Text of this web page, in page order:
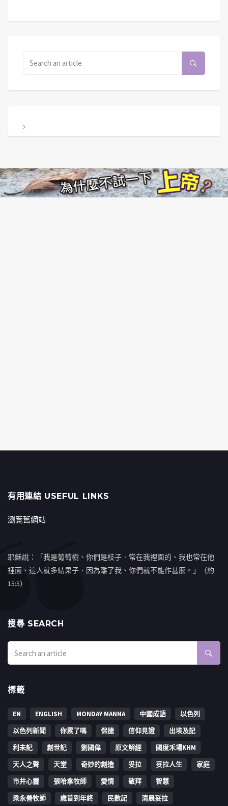
有用連結 USEFUL LINKS
瀏覽舊網站
耶穌說：「我是葡萄樹、你們是枝子．常在我裡面的、我也常在他
裡面、這人就多結果子．因為離了我、你們就不能作甚麼。」（約
15:5）
搜㝷 SEARCH
標籤
EN ENGLISH MONDAY MANNA 中國成語
以色列
以色列新聞
你累了嗎 保捷 信仰見證
出埃及記
利未記
創世記 劉國偉 原文解經
國度禾場KHM
天人之聲
天堂 奇妙的創造 妥拉 妥拉人生
家庭
市井心靈
張哈拿牧師 愛情 敬拜
智慧
梁永善牧師
歳首到年終 民數記 清晨妥拉